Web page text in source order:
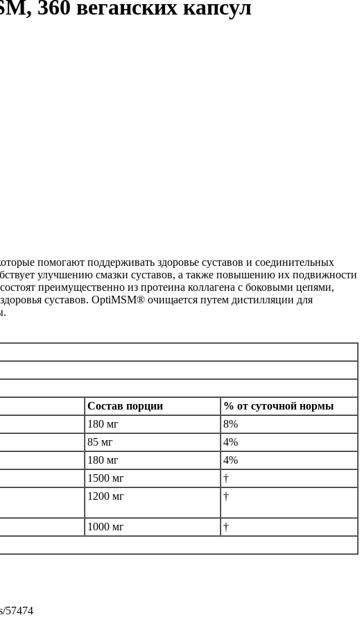
360 веганских капсул
помогают поддерживать здоровье суставов и соединительных
улучшению смазки суставов, а также повышению их подвижности
преимущественно из протеина коллагена с боковыми цепями,
суставов. OptiMSM® очищается путем дистилляции для
Состав порции
% от суточной нормы
180 мг
8%
85 мг
4%
180 мг
4%
1500 мг
†
1200 мг †
1000 мг
†
57474